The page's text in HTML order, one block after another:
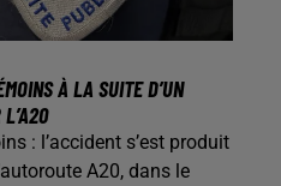
À LA SUITE D’UN
: l’accident s’est produit
A20, dans le